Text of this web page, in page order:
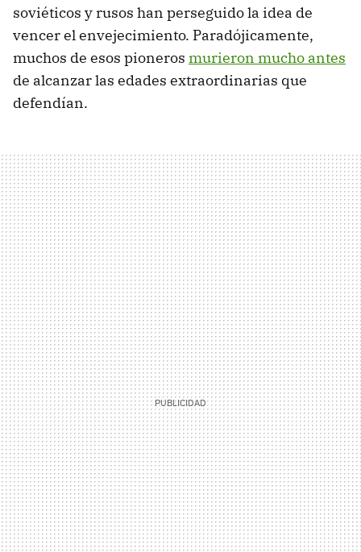
soviéticos y rusos han perseguido la idea de
vencer el envejecimiento. Paradójicamente,
muchos de esos pioneros murieron mucho antes
de alcanzar las edades extraordinarias que
defendían.